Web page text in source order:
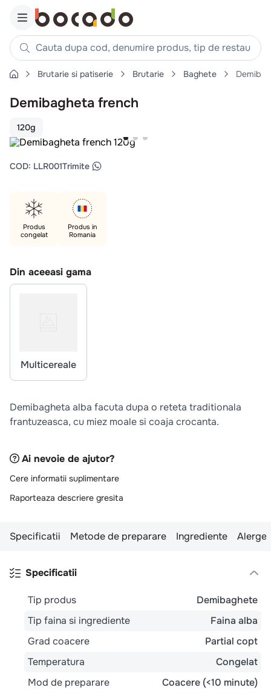
Cauta dupa cod, denumire produs, tip de restaurant,
Căutări populare
1. cartofi
. piept pui
3. pui
4. chifle
coaste
ceafa
aripi
10.pizza
Brutarie si patiserie Brutarie Baghete
Demibagheta french
120g
COD: LLR001Trimite
Produs
congelat
Produs in
Romania
Din aceeasi gama
Multicereale
Demibagheta alba facuta dupa o reteta traditionala
frantuzeasca, cu miez moale si coaja crocanta.
Ai nevoie de ajutor?
Cere informatii suplimentare
Raporteaza descriere gresita
Specificatii Metode de preparare Ingrediente
Specificatii
Tip produs
Demibaghete
Tip faina si ingrediente
Faina alba
Grad coacere
Partial copt
Temperatura
Congelat
Mod de preparare
Coacere (<10 minute)